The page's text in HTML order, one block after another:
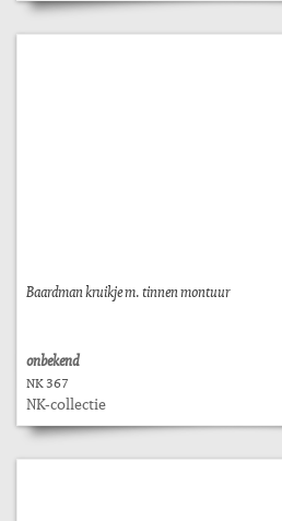
Baardman kruikje m. tinnen montuur
onbekend
NK 367
NK-collectie